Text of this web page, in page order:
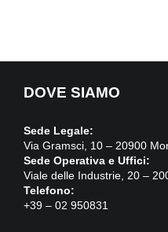
DOVE SIAMO
Sede Legale:
Via Gramsci, 10 – 20900
Sede Operativa e Uffici:
Viale delle Industrie, 20 –
Telefono:
+39 – 02 950831